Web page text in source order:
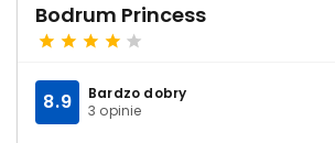
Bodrum Princess
Bardzo dobry
3 opinie
8.9